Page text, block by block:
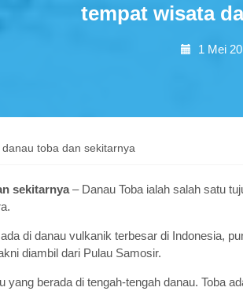
tempat wisata
1 Mei
toba dan sekitarnya
sekitarnya– Danau Toba ialah salah satu
di danau vulkanik terbesar di Indonesia,
diambil dari Pulau Samosir.
yang berada di tengah-tengah danau. Toba